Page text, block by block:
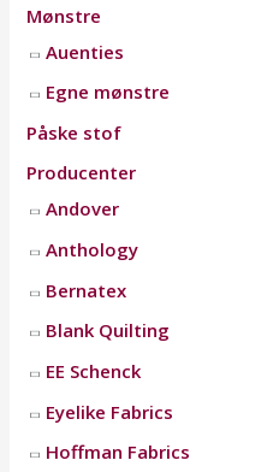
Mønstre
Auenties
Egne mønstre
Påske stof
Producenter
Andover
Anthology
Bernatex
Blank Quilting
EE Schenck
Eyelike Fabrics
Hoffman Fabrics